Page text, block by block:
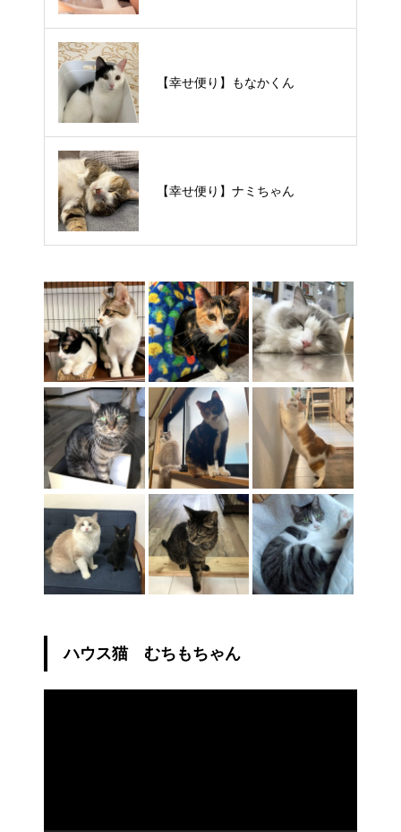
【幸せ便り】もなかくん
【幸せ便り】ナミちゃん
【里親様募集中】スンスンちゃん
【里親様募集中】タルトくん
ハウス猫 むちもちゃん